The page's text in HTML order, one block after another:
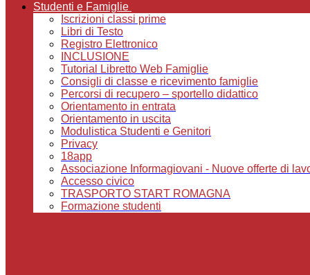
Studenti e Famiglie
Iscrizioni classi prime
Libri di Testo
Registro Elettronico
INCLUSIONE
Tutorial Libretto Web Famiglie
Consigli di classe e ricevimento famiglie
Percorsi di recupero – sportello didattico
Orientamento in entrata
Orientamento in uscita
Modulistica Studenti e Genitori
Privacy
18app
Associazione Informagiovani - Nuove offerte di
Accesso civico
TRASPORTO START ROMAGNA
Formazione studenti